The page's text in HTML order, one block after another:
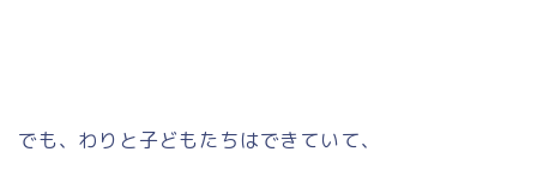
でも、わりと子どもたちはできていて、